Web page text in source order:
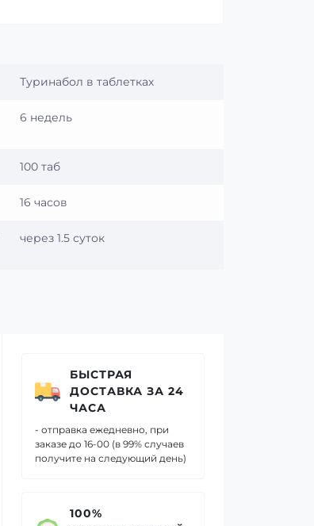
Туринабол в таблетках
6 недель
100 таб
16 часов
через 1.5 суток
БЫСТРАЯ
ДОСТАВКА ЗА 24
ЧАСА
- отправка ежедневно, при
заказе до 16-00 (в 99% случаев
получите на следующий день)
100%